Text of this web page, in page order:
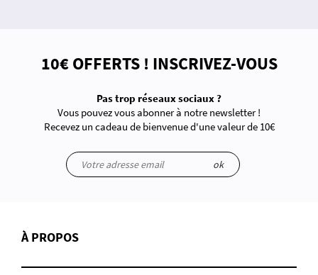
10€ OFFERTS ! INSCRIVEZ-VOUS
Pas trop réseaux sociaux ?
Vous pouvez vous abonner à notre newsletter !
Recevez un cadeau de bienvenue d'une valeur de 10€
ok
À PROPOS